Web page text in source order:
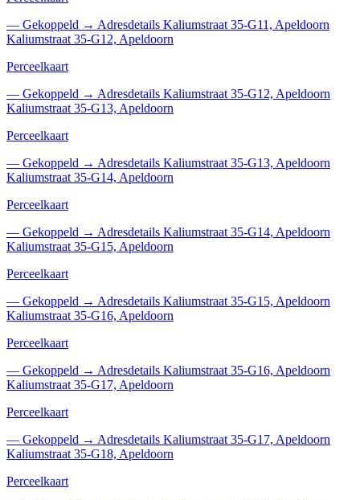
— Gekoppeld → Adresdetails Kaliumstraat 35-G11, Apeldoorn
Kaliumstraat 35-G12, Apeldoorn
Perceelkaart
— Gekoppeld → Adresdetails Kaliumstraat 35-G12, Apeldoorn
Kaliumstraat 35-G13, Apeldoorn
Perceelkaart
— Gekoppeld → Adresdetails Kaliumstraat 35-G13, Apeldoorn
Kaliumstraat 35-G14, Apeldoorn
Perceelkaart
— Gekoppeld → Adresdetails Kaliumstraat 35-G14, Apeldoorn
Kaliumstraat 35-G15, Apeldoorn
Perceelkaart
— Gekoppeld → Adresdetails Kaliumstraat 35-G15, Apeldoorn
Kaliumstraat 35-G16, Apeldoorn
Perceelkaart
— Gekoppeld → Adresdetails Kaliumstraat 35-G16, Apeldoorn
Kaliumstraat 35-G17, Apeldoorn
Perceelkaart
— Gekoppeld → Adresdetails Kaliumstraat 35-G17, Apeldoorn
Kaliumstraat 35-G18, Apeldoorn
Perceelkaart